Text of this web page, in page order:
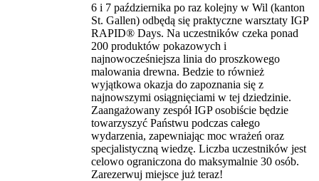
6 i 7 października po raz kolejny w Wil (kanton
St. Gallen) odbędą się praktyczne warsztaty IGP
RAPID® Days. Na uczestników czeka ponad
200 produktów pokazowych i
najnowocześniejsza linia do proszkowego
malowania drewna. Bedzie to również
wyjątkowa okazja do zapoznania się z
najnowszymi osiągnięciami w tej dziedzinie.
Zaangażowany zespół IGP osobiście będzie
towarzyszyć Państwu podczas całego
wydarzenia, zapewniając moc wrażeń oraz
specjalistyczną wiedzę. Liczba uczestników jest
celowo ograniczona do maksymalnie 30 osób.
Zarezerwuj miejsce już teraz!